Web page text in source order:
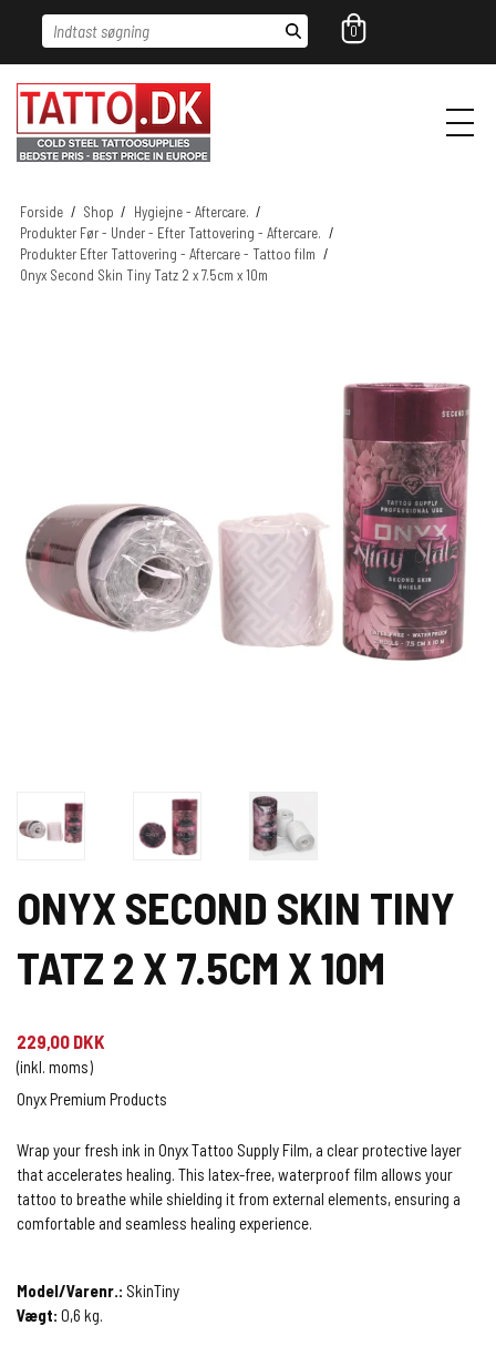
Indtast søgning 0
Forside / Shop / Hygiejne - Aftercare. /
Produkter Før - Under - Efter Tattovering - Aftercare. /
Produkter Efter Tattovering - Aftercare - Tattoo film /
Onyx Second Skin Tiny Tatz 2 x 7.5cm x 10m
ONYX SECOND SKIN TINY
TATZ 2 X 7.5CM X 10M
229,00 DKK
(inkl. moms)
Onyx Premium Products
Wrap your fresh ink in Onyx Tattoo Supply Film, a clear protective layer
that accelerates healing. This latex-free, waterproof film allows your
tattoo to breathe while shielding it from external elements, ensuring a
comfortable and seamless healing experience.
Model/Varenr.: SkinTiny
Vægt: 0,6 kg.